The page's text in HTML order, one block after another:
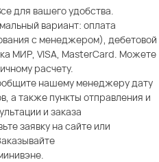
для вашего удобства.
вариант: оплата
с менеджером), дебетовой
МИР, VISA, MasterCard. Можете
расчету.
нашему менеджеру дату
а также пункты отправления и
и заказа
заявку на сайте или